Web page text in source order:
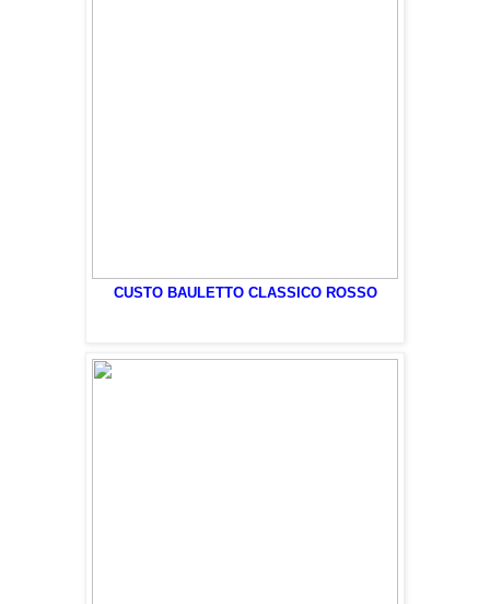
CUSTO BAULETTO CLASSICO ROSSO